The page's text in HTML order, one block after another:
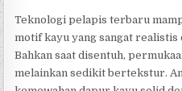
Teknologi pelapis terbaru
motif kayu yang sangat realistis
Bahkan saat disentuh,
melainkan sedikit bertekstur.